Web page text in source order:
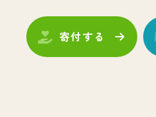
寄付する